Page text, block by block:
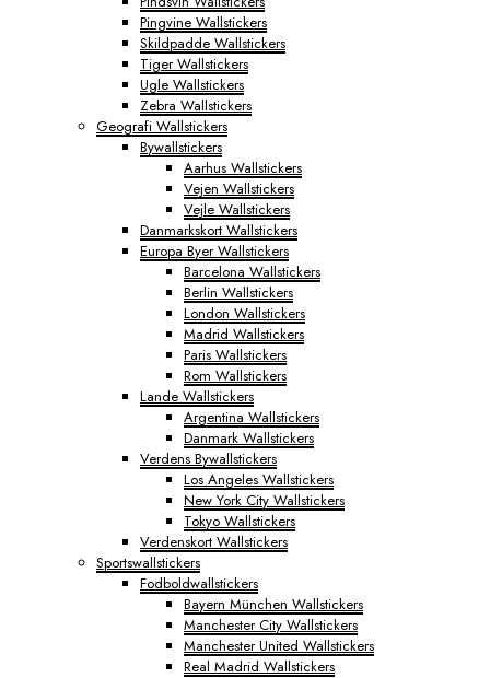
Pingvine Wallstickers
Skildpadde Wallstickers
Tiger Wallstickers
Ugle Wallstickers
Zebra Wallstickers
Geografi Wallstickers
Bywallstickers
Aarhus Wallstickers
Vejen Wallstickers
Vejle Wallstickers
Danmarkskort Wallstickers
Europa Byer Wallstickers
Barcelona Wallstickers
Berlin Wallstickers
London Wallstickers
Madrid Wallstickers
Paris Wallstickers
Rom Wallstickers
Lande Wallstickers
Argentina Wallstickers
Danmark Wallstickers
Verdens Bywallstickers
Los Angeles Wallstickers
New York City Wallstickers
Tokyo Wallstickers
Verdenskort Wallstickers
Sportswallstickers
Fodboldwallstickers
Bayern München Wallstickers
Manchester City Wallstickers
Manchester United Wallstickers
Real Madrid Wallstickers